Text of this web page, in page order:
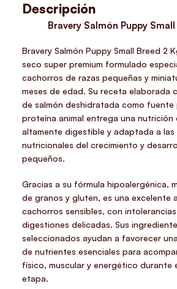
Descripción
Bravery Salmón Puppy
Bravery Salmón Puppy Small Breed 2
seco super premium formulado
cachorros de razas pequeñas y
meses de edad. Su receta elaborada
de salmón deshidratada como fuente
proteína animal entrega una nutrición
altamente digestible y adaptada a las
nutricionales del crecimiento y
pequeños.
Gracias a su fórmula hipoalergénica,
de granos y gluten, es una excelente
cachorros sensibles, con
digestiones delicadas. Sus
seleccionados ayudan a favorecer
de nutrientes esenciales para
físico, muscular y energético durante
etapa.